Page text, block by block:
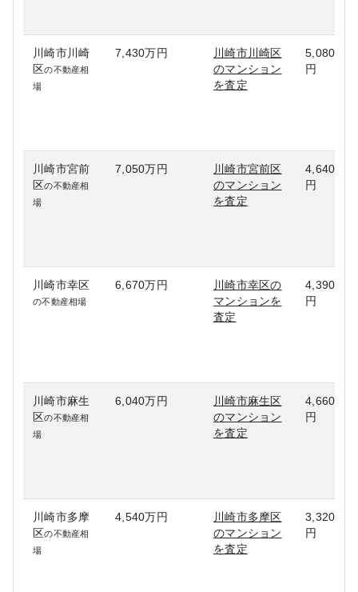
川崎市川崎
区の不動産相
場
7,430万円
川崎市川崎区
のマンション
を査定
5,080万
円
川崎市宮前
区の不動産相
場
7,050万円
川崎市宮前区
のマンション
を査定
4,640万
円
川崎市幸区
の不動産相場
6,670万円
川崎市幸区の
マンションを
査定
4,390万
円
川崎市麻生
区の不動産相
場
6,040万円
川崎市麻生区
のマンション
を査定
4,660万
円
川崎市多摩
区の不動産相
場
4,540万円
川崎市多摩区
のマンション
を査定
3,320万
円